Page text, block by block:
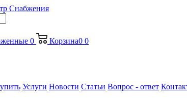
0 Корзина0 0
Услуги Новости Статьи Вопрос - ответ